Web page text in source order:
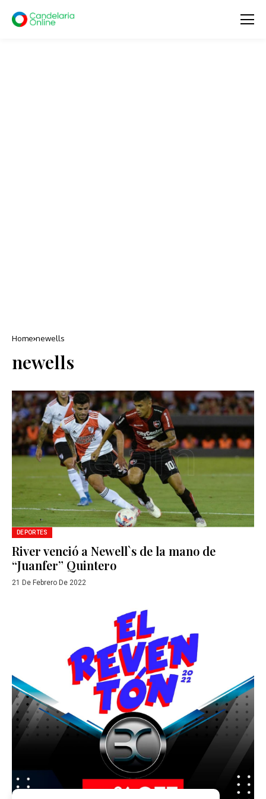
Home newells
newells
DEPORTES
River venció a Newell`s de la mano de
“Juanfer” Quintero
21 De Febrero De 2022